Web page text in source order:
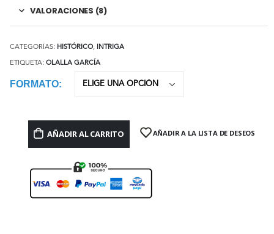
VALORACIONES (8)
CATEGORÍAS: HISTÓRICO, INTRIGA
ETIQUETA: OLALLA GARCÍA
FORMATO
AÑADIR AL CARRITO AÑADIR A LA LISTA DE DESEOS